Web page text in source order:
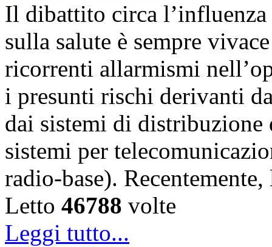
Il dibattito circa
sulla salute è sempre
ricorrenti allarmismi
i presunti rischi derivanti
dai sistemi di distribuzione
sistemi per
radio-base).
Letto 46788 volte
Leggi tutto...